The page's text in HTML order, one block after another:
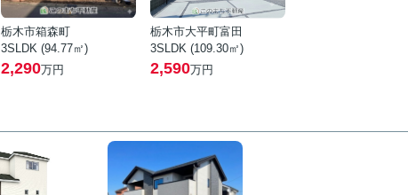
栃木市箱森町
3SLDK (94.77㎡)
2,290万円
栃木市大平町富田
3SLDK (109.30㎡)
2,590万円